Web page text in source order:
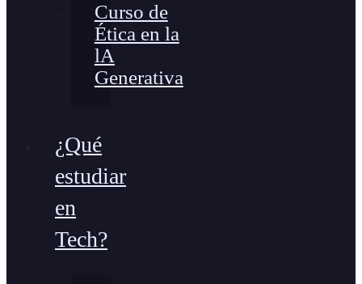
Curso de
Ética en la
lA
Generativa
¿Qué
estudiar
en
Tech?